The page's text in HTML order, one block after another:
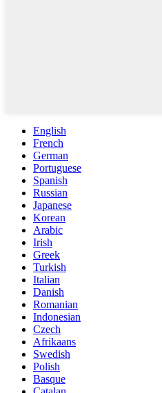
English
French
German
Portuguese
Spanish
Russian
Japanese
Korean
Arabic
Irish
Greek
Turkish
Italian
Danish
Romanian
Indonesian
Czech
Afrikaans
Swedish
Polish
Basque